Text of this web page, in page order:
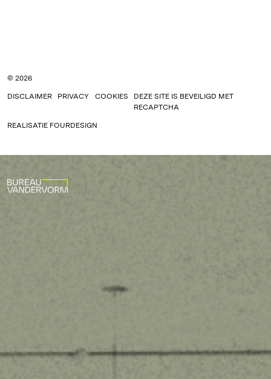
© 2026
DISCLAIMER PRIVACY COOKIES
DEZE SITE IS BEVEILIGD MET
RECAPTCHA
REALISATIE FOURDESIGN